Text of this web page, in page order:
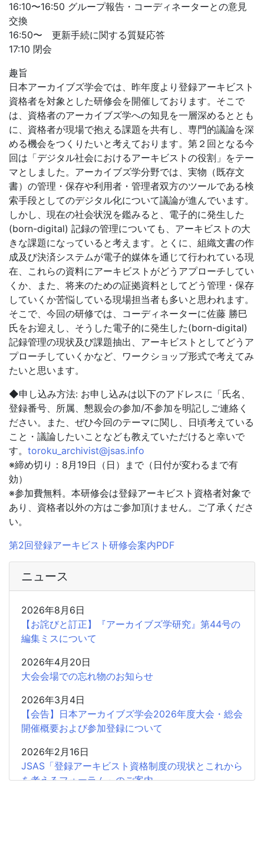
16:10〜16:50 グループ報告・コーディネーターとの意見
交換
16:50〜 更新手続に関する質疑応答
17:10 閉会
趣旨
日本アーカイブズ学会では、昨年度より登録アーキビスト
資格者を対象とした研修会を開催しております。そこで
は、資格者のアーカイブズ学への知見を一層深めるととも
に、資格者が現場で抱える課題を共有し、専門的議論を深
める機会をつくりたいと考えております。第２回となる今
回は「デジタル社会におけるアーキビストの役割」をテー
マとしました。アーカイブズ学分野では、実物（既存文
書）の管理・保存や利用者・管理者双方のツールである検
索手段としてのデジタル化について議論が進んでいます。
しかし、現在の社会状況を鑑みると、電子的に発生した
(born-digital) 記録の管理についても、アーキビストの大
きな課題になっていると考えます。とくに、組織文書の作
成及び決済システムが電子的媒体を通じて行われている現
在、これらの資料にアーキビストがどうアプローチしてい
くか、また、将来のための証拠資料としてどう管理・保存
していくか苦悩している現場担当者も多いと思われます。
そこで、今回の研修では、コーディネーターに佐藤 勝巳
氏をお迎えし、そうした電子的に発生した(born-digital)
記録管理の現状及び課題抽出、アーキビストとしてどうア
プローチしていくかなど、ワークショップ形式で考えてみ
たいと思います。
◆申し込み方法: お申し込みは以下のアドレスに「氏名、
登録番号、所属、懇親会の参加/不参加を明記しご連絡く
ださい。また、ぜひ今回のテーマに関し、日頃考えている
こと・議論したいことなども教えていただけると幸いで
す。 toroku_archivist@jsas.info
※締め切り：8月19日（日）まで（日付が変わるまで有
効）
※参加費無料。本研修会は登録アーキビスト資格者対象で
あり、資格者以外の方はご参加頂けません。ご了承くださ
い。
第2回登録アーキビスト研修会案内PDF
ニュース
2026年8月6日
【お詫びと訂正】『アーカイブズ学研究』第44号の
編集ミスについて
2026年4月20日
大会会場での忘れ物のお知らせ
2026年3月4日
【会告】日本アーカイブズ学会2026年度大会・総会
開催概要および参加登録について
2026年2月16日
JSAS「登録アーキビスト資格制度の現状とこれから
を考えるフォーラム」のご案内